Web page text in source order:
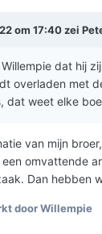
om 17:40 zei
dat hij
overladen met
dat weet elke
van mijn
omvattende
Dan hebben
door Willempie